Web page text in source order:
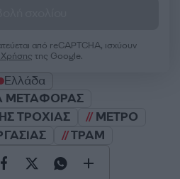
από reCAPTCHA, ισχύουν
της Google.
Ελλάδα
ΜΕΤΑΦΟΡΑΣ
ΤΡΟΧΙΑΣ
ΜΕΤΡΟ
ΤΡΑΜ